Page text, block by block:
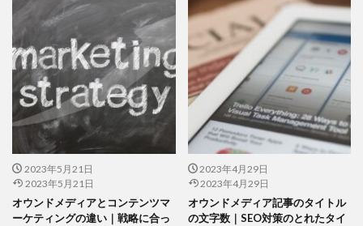
2023年5月21日
2023年5月21日
オウンドメディアとコンテンツマ
ーケティングの違い｜戦略に合っ
2023年4月29日
2023年4月29日
オウンドメディア記事のタイトル
の文字数｜SEO対策のとれたタイ